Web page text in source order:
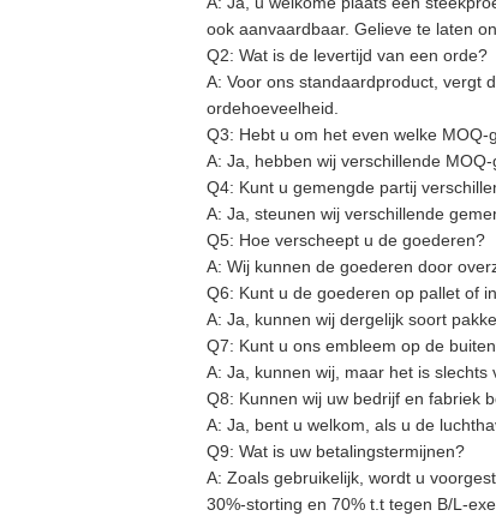
ook aanvaardbaar. Gelieve te laten
Q2: Wat is de levertijd van een orde?
A: Voor ons standaardproduct, vergt
ordehoeveelheid.
Q3: Hebt u om het even welke MOQ-
A: Ja, hebben wij verschillende
Q4: Kunt u gemengde partij
A: Ja, steunen wij verschillende
Q5: Hoe verscheept u de goederen?
A: Wij kunnen de goederen door
Q6: Kunt u de goederen op pallet of
A: Ja, kunnen wij dergelijk soort
Q7: Kunt u ons embleem op de
A: Ja, kunnen wij, maar het is
Q8: Kunnen wij uw bedrijf en fabriek
A: Ja, bent u welkom, als u de
Q9: Wat is uw betalingstermijnen?
A: Zoals gebruikelijk, wordt u
30%-storting en 70% t.t tegen B/L-